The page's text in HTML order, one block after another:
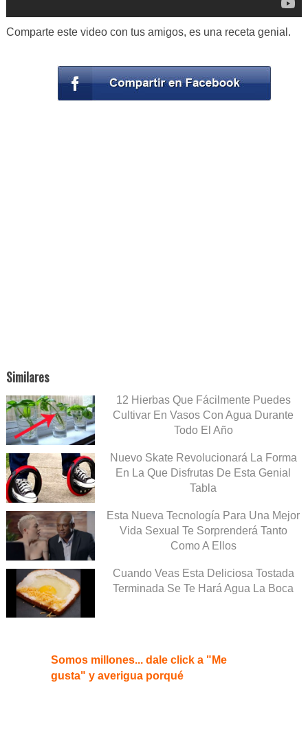
Comparte este video con tus amigos, es una receta genial.
Similares
12 Hierbas Que Fácilmente Puedes
Cultivar En Vasos Con Agua Durante
Todo El Año
Nuevo Skate Revolucionará La Forma
En La Que Disfrutas De Esta Genial
Tabla
Esta Nueva Tecnología Para Una Mejor
Vida Sexual Te Sorprenderá Tanto
Como A Ellos
Cuando Veas Esta Deliciosa Tostada
Terminada Se Te Hará Agua La Boca
Somos millones... dale click a "Me
gusta" y averigua porqué